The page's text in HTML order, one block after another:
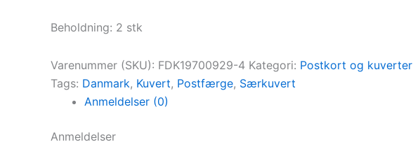
Beholdning: 2 stk
Varenummer (SKU): FDK19700929-4 Kategori: Postkort og kuverter
Tags: Danmark, Kuvert, Postfærge, Særkuvert
Anmeldelser (0)
Anmeldelser